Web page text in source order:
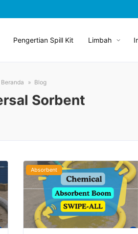
Pengertian Spill Kit Limbah
Beranda Blog
Sorbent
Absorbent